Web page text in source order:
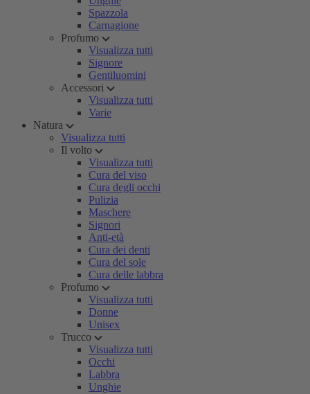
Spazzola
Carnagione
Profumo
Visualizza tutti
Signore
Gentiluomini
Accessori
Visualizza tutti
Varie
Natura
Visualizza tutti
Il volto
Visualizza tutti
Cura del viso
Cura degli occhi
Pulizia
Maschere
Signori
Anti-età
Cura dei denti
Cura del sole
Cura delle labbra
Profumo
Visualizza tutti
Donne
Unisex
Trucco
Visualizza tutti
Occhi
Labbra
Unghie